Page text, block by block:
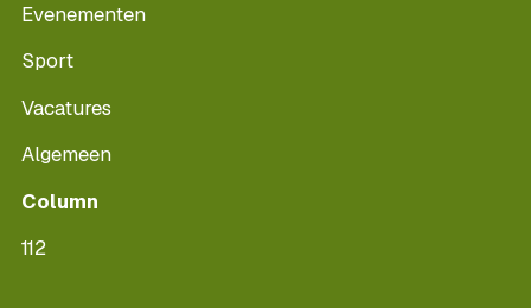
Evenementen
Sport
Vacatures
Algemeen
Column
112